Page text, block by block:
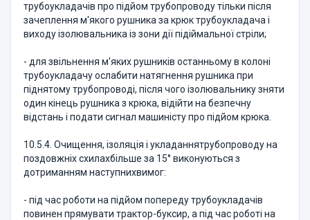
трубоукладачів про підйом трубопроводу тільки після
зачеплення м'якого рушника за крюк трубоукладача і
виходу ізолювальника із зони дії підіймальної стріли;
- для звільнення м'яких рушників останньому в колоні
трубоукладачу ослабити натягнення рушника при
піднятому трубопроводі, після чого ізолювальнику зняти
один кінець рушника з крюка, відійти на безпечну
відстань і подати сигнал машиністу про підйом крюка.
10.5.4. Очищення, ізоляція і укладаннятрубопроводу на
поздовжніх схилахбільше за 15° виконуються з
дотриманням наступнихвимог:
- під час роботи на підйом попереду трубоукладачів
повинен прямувати трактор-буксир, а під час роботі на